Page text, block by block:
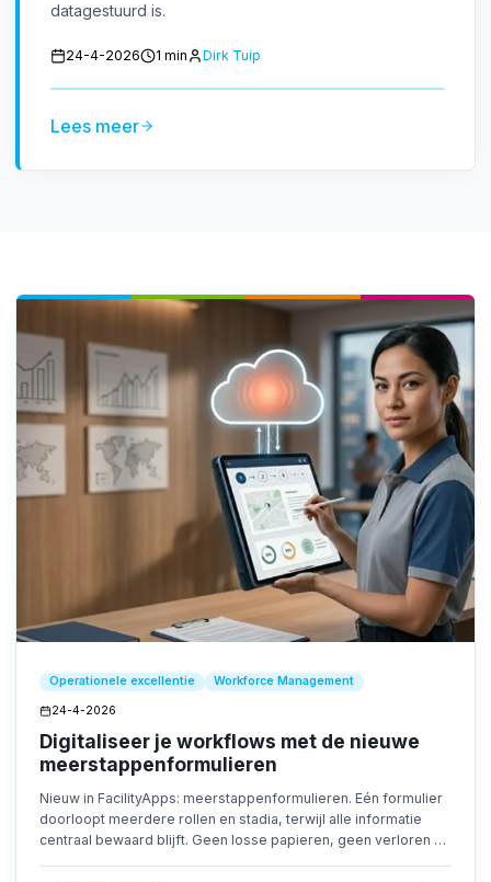
datagestuurd is.
24-4-2026 1 min Dirk Tuip
Lees meer
Operationele excellentie Workforce Management
24-4-2026
Digitaliseer je workflows met de nieuwe
meerstappenformulieren
Nieuw in FacilityApps: meerstappenformulieren. Eén formulier
doorloopt meerdere rollen en stadia, terwijl alle informatie
centraal bewaard blijft. Geen losse papieren, geen verloren e-